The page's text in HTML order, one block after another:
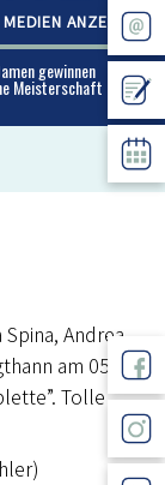
ANZEIGEN
gewinnen
Meisterschaft
Andrea
am 05.07.
Tolle